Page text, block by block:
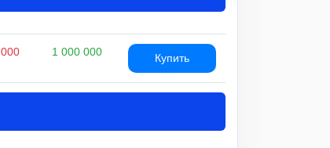
1 000 000
Купить